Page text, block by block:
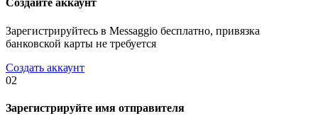
Создайте аккаунт
Зарегистрируйтесь в Messaggio бесплатно, привязка
банковской карты не требуется
Создать аккаунт
02
Зарегистрируйте имя отправителя